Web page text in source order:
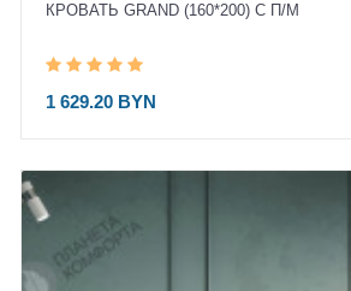
КРОВАТЬ GRAND (160*200) С П/М
1 629.20 BYN